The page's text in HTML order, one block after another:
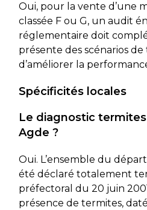
Oui, pour la vente d’une
classée F ou G, un audit
réglementaire doit
présente des scénarios
d’améliorer la
Spécificités locales
Le diagnostic
Agde ?
Oui. L’ensemble du
été déclaré totalement
préfectoral du 20 juin
présence de termites,